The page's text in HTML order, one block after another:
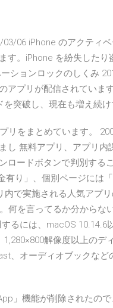
06 iPhone のアクティ
す。iPhone を紛失した
ションロックのしくみ
アプリが配信されていま
突破し、現在も増え続
リをまとめています。
し 無料アプリ、アプリ
ロードボタンで判別する
有り」、個別ページには
で実施される人気アプ
何を言ってるか分から
るには、macOS 10.14.6
解像度以上のデ
、オーディオブックな
」機能が削除されたの